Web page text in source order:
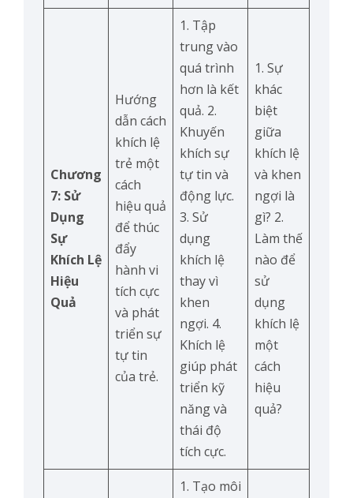
Chương
7: Sử
Dụng
Sự
Khích Lệ
Hiệu
Quả
Hướng
dẫn cách
khích lệ
trẻ một
cách
hiệu quả
để thúc
đẩy
hành vi
tích cực
và phát
triển sự
tự tin
của trẻ.
1. Tập
trung vào
quá trình
hơn là kết
quả. 2.
Khuyến
khích sự
tự tin và
động lực.
3. Sử
dụng
khích lệ
thay vì
khen
ngợi. 4.
Khích lệ
giúp phát
triển kỹ
năng và
thái độ
tích cực.
1. Sự
khác
biệt
giữa
khích lệ
và khen
ngợi là
gì? 2.
Làm thế
nào để
sử
dụng
khích lệ
một
cách
hiệu
quả?
1. Tạo môi